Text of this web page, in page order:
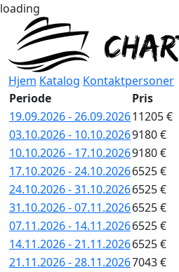
loading
Hjem Katalog Kontaktpersoner
Periode
Pris
19.09.2026 - 26.09.202611205 €
03.10.2026 - 10.10.20269180 €
10.10.2026 - 17.10.20269180 €
17.10.2026 - 24.10.20266525 €
24.10.2026 - 31.10.20266525 €
31.10.2026 - 07.11.20266525 €
07.11.2026 - 14.11.20266525 €
14.11.2026 - 21.11.20266525 €
21.11.2026 - 28.11.20267043 €